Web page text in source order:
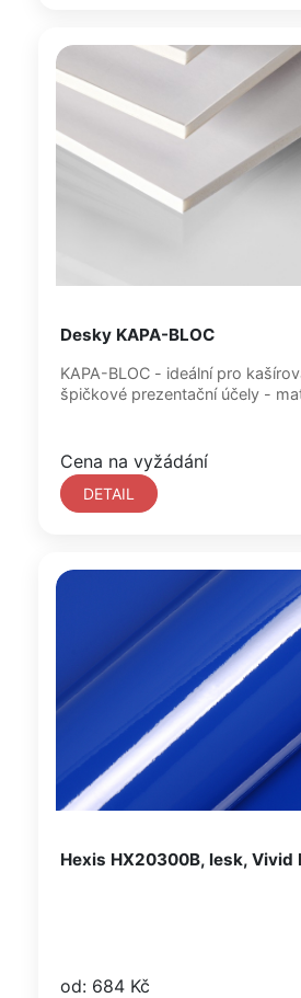
Desky KAPA-BLOC
KAPA-BLOC - ideální pro kašírování desek pro
špičkové
Cena na vyžádání
DETAIL
Hexis HX20300B, lesk, Vivid
od: 684 Kč